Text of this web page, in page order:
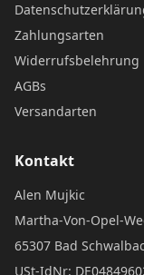
Zahlungsarten
Widerrufsbelehrung
AGBs
Versandarten
Kontakt
Alen Mujkic
Martha-Von-Opel-
65307 Bad
USt-IdNr: